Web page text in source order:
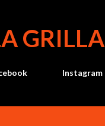
GRILLA
Instagram